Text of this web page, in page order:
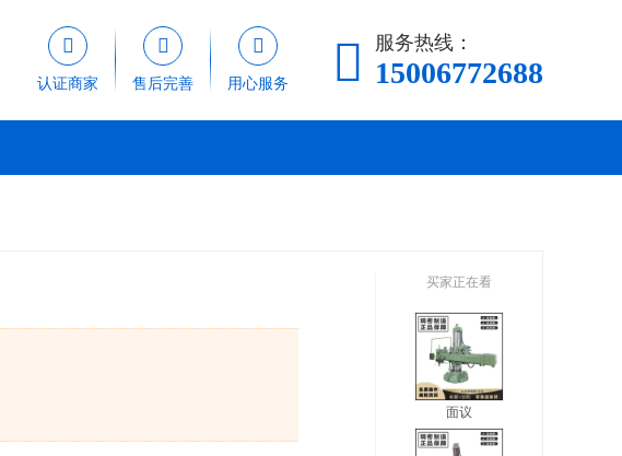

认证商家

售后完善

用心服务  服务热线：
15006772688
买家正在看
面议